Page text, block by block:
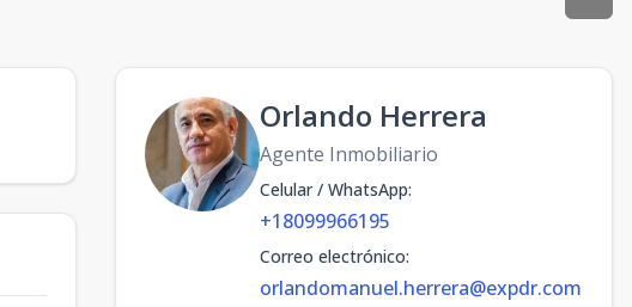
Orlando Herrera
Agente Inmobiliario
Celular / WhatsApp:
+18099966195
Correo electrónico:
orlandomanuel.herrera@expdr.com